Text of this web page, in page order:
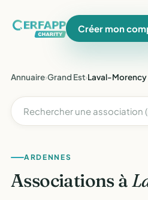
Créer mon
Annuaire›Grand Est›Laval-Morency
ARDENNES
Associations à